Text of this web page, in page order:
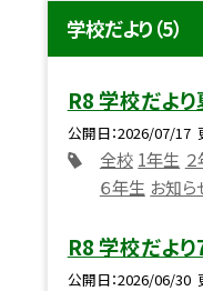
学校だより（5）
R8 学校だよ
公開日 2026/07/17
全校 1年生
６年生 お知ら
R8 学校だよ
公開日 2026/06/30